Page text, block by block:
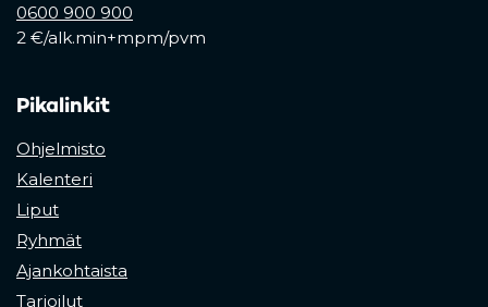
0600 900 900
2 €/alk.min+mpm/pvm
Pikalinkit
Ohjelmisto
Kalenteri
Liput
Ryhmät
Ajankohtaista
Tarjoilut